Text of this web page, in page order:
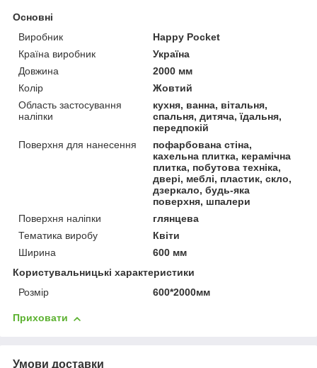
Основні
Виробник
Happy Pocket
Країна виробник
Україна
Довжина
2000 мм
Колір
Жовтий
Область застосування
наліпки
кухня, ванна, вітальня,
спальня, дитяча, їдальня,
передпокій
Поверхня для нанесення
пофарбована стіна,
кахельна плитка, керамічна
плитка, побутова техніка,
двері, меблі, пластик, скло,
дзеркало, будь-яка
поверхня, шпалери
Поверхня наліпки
глянцева
Тематика виробу
Квіти
Ширина
600 мм
Користувальницькі характеристики
Розмір
600*2000мм
Приховати
Умови доставки